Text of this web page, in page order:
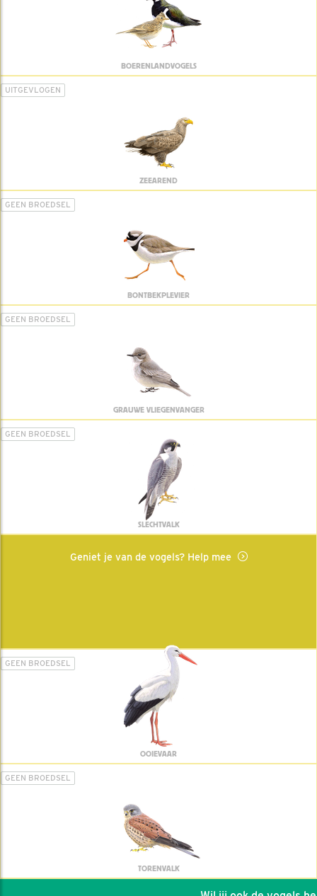
BOERENLANDVOGELS
UITGEVLOGEN
ZEEAREND
GEEN BROEDSEL
BONTBEKPLEVIER
GEEN BROEDSEL
GRAUWE VLIEGENVANGER
GEEN BROEDSEL
SLECHTVALK
Geniet je van de vogels? Help mee
GEEN BROEDSEL
OOIEVAAR
GEEN BROEDSEL
TORENVALK